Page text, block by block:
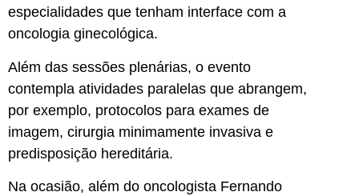
especialidades que tenham interface com a
oncologia ginecológica.
Além das sessões plenárias, o evento
contempla atividades paralelas que abrangem,
por exemplo, protocolos para exames de
imagem, cirurgia minimamente invasiva e
predisposição hereditária.
Na ocasião, além do oncologista Fernando